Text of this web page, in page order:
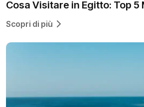
Cosa Visitare in Egitto: Top 5
Scopri di più